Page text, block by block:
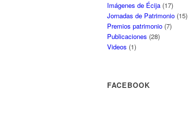
Imágenes de Écija (17)
Jornadas de Patrimonio (15)
Premios patrimonio (7)
Publicaciones (28)
Videos (1)
FACEBOOK